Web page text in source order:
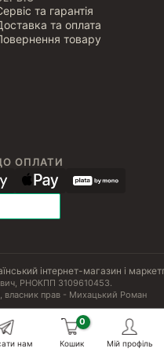
та гарантія
та оплата
товару
ОПЛАТИ
інтернет-магазин і
РНОКПП 3109610453.
власник прав - Михацький Роман
Публічна оферта
та патенти
нам Кошик Мій профіль